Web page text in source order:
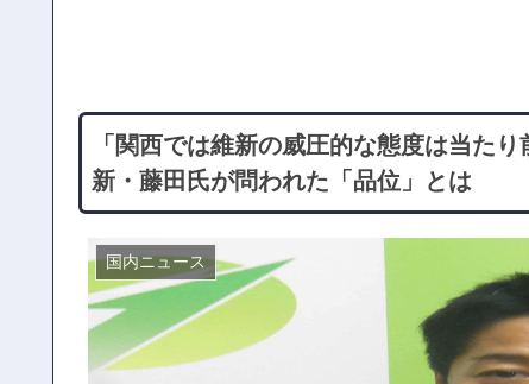
「関西では維新の威圧的な態度は当た
新・藤田氏が問われた「品位」とは
国内ニュース